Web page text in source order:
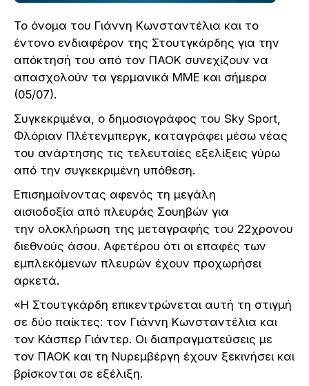
Το όνομα του Γιάννη Κωνσταντέλια και το
έντονο ενδιαφέρον της Στουτγκάρδης για την
απόκτησή του από τον ΠΑΟΚ συνεχίζουν να
απασχολούν τα γερμανικά ΜΜΕ και σήμερα
(05/07).
Συγκεκριμένα, ο δημοσιογράφος του Sky Sport,
Φλόριαν Πλέτενμπεργκ, καταγράφει μέσω νέας
του ανάρτησης τις τελευταίες εξελίξεις γύρω
από την συγκεκριμένη υπόθεση.
Επισημαίνοντας αφενός τη μεγάλη
αισιοδοξία από πλευράς Σουηβών για
την ολοκλήρωση της μεταγραφής του 22χρονου
διεθνούς άσου. Αφετέρου ότι οι επαφές των
εμπλεκόμενων πλευρών έχουν προχωρήσει
αρκετά.
«Η Στουτγκάρδη επικεντρώνεται αυτή τη στιγμή
σε δύο παίκτες: τον Γιάννη Κωνσταντέλια και
τον Κάσπερ Γιάντερ. Οι διαπραγματεύσεις με
τον ΠΑΟΚ και τη Νυρεμβέργη έχουν ξεκινήσει και
βρίσκονται σε εξέλιξη.